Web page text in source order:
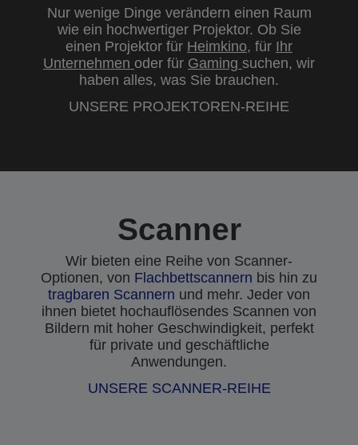
Nur wenige Dinge verändern einen Raum
wie ein hochwertiger Projektor. Ob Sie
einen Projektor für Heimkino, für Ihr
Unternehmen oder für Gaming suchen, wir
haben alles, was Sie brauchen.
UNSERE PROJEKTOREN-REIHE
Scanner
Wir bieten eine Reihe von Scanner-
Optionen, von Flachbettscannern bis hin zu
tragbaren Scannern und mehr. Jeder von
ihnen bietet hochauflösendes Scannen von
Bildern mit hoher Geschwindigkeit, perfekt
für private und geschäftliche
Anwendungen.
UNSERE SCANNER-REIHE